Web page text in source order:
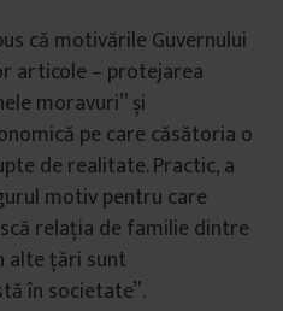
că motivările Guvernului
articole – protejarea
moravuri” și
pe care căsătoria o
de realitate. Practic, a
motiv pentru care
relația de familie dintre
alte țări sunt
în societate”.